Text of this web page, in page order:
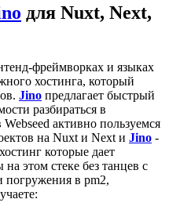
для Nuxt, Next,
фреймворках и языках
хостинга, который
Jino предлагает быстрый
разбираться в
активно пользуемся
на Nuxt и Next и Jino -
которые дает
этом стеке без танцев с
погружения в pm2,